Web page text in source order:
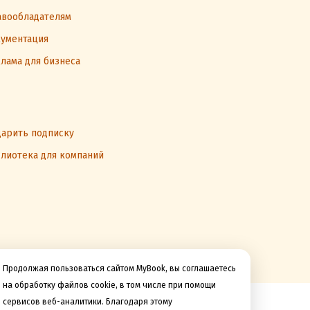
Продолжая пользоваться сайтом MyBook, вы соглашаетесь
на обработку файлов cookie, в том числе при помощи
сервисов веб-аналитики. Благодаря этому
для бизнеса
подписку
для компаний